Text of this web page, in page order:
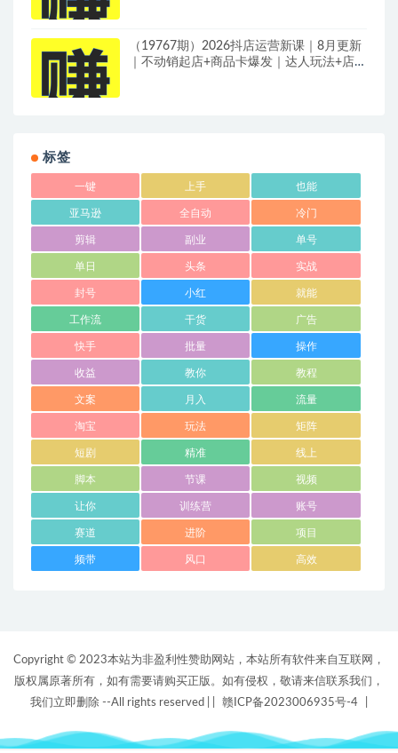
（19767期）2026抖店运营新课｜8月更新
｜不动销起店+商品卡爆发｜达人玩法+店群
标签
一键 上手 也能
亚马逊 全自动 冷门
剪辑 副业 单号
单日 头条 实战
封号 小红 就能
工作流 干货 广告
快手 批量 操作
收益 教你 教程
文案 月入 流量
淘宝 玩法 矩阵
短剧 精准 线上
脚本 节课 视频
让你 训练营 账号
赛道 进阶 项目
频带 风口 高效
Copyright © 2023本站为非盈利性赞助网站，本站所有软件来自互联网，
版权属原著所有，如有需要请购买正版。如有侵权，敬请来信联系我们，
我们立即删除 --All rights reserved |
赣ICP备2023006935号-4